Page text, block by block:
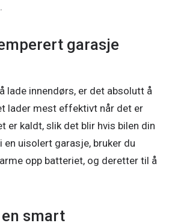
garasje
lade innendørs, er det absolutt å
lader mest effektivt når det er
er kaldt, slik det blir hvis bilen din
uisolert garasje, bruker du
opp batteriet, og deretter til å
smart